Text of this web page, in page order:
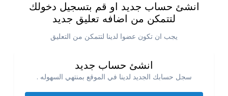
انشئ حساب جديد او قم بتسجيل دخولك
لتتمكن من اضافه تعليق جديد
يجب ان تكون عضوا لدينا لتتمكن من التعليق
انشئ حساب جديد
سجل حسابك الجديد لدينا في الموقع بمنتهي السهوله .